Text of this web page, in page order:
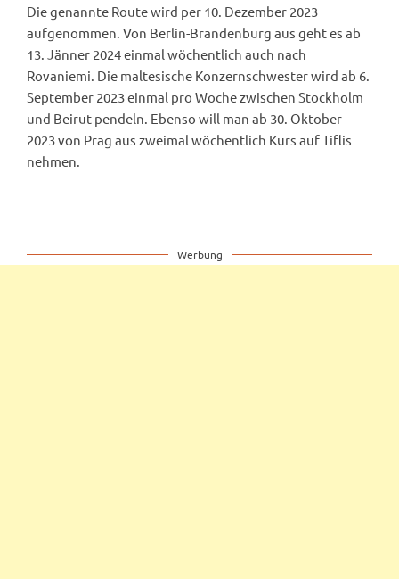
Die genannte Route wird per 10. Dezember 2023
aufgenommen. Von Berlin-Brandenburg aus geht es ab
13. Jänner 2024 einmal wöchentlich auch nach
Rovaniemi. Die maltesische Konzernschwester wird ab 6.
September 2023 einmal pro Woche zwischen Stockholm
und Beirut pendeln. Ebenso will man ab 30. Oktober
2023 von Prag aus zweimal wöchentlich Kurs auf Tiflis
nehmen.
Werbung